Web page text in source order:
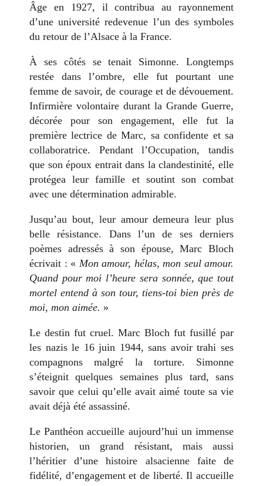
Âge en 1927, il contribua au rayonnement
d’une université redevenue l’un des symboles
du retour de l’Alsace à la France.
À ses côtés se tenait Simonne. Longtemps
restée dans l’ombre, elle fut pourtant une
femme de savoir, de courage et de dévouement.
Infirmière volontaire durant la Grande Guerre,
décorée pour son engagement, elle fut la
première lectrice de Marc, sa confidente et sa
collaboratrice. Pendant l’Occupation, tandis
que son époux entrait dans la clandestinité, elle
protégea leur famille et soutint son combat
avec une détermination admirable.
Jusqu’au bout, leur amour demeura leur plus
belle résistance. Dans l’un de ses derniers
poèmes adressés à son épouse, Marc Bloch
écrivait : « Mon amour, hélas, mon seul amour.
Quand pour moi l’heure sera sonnée, que tout
mortel entend à son tour, tiens-toi bien près de
moi, mon aimée. »
Le destin fut cruel. Marc Bloch fut fusillé par
les nazis le 16 juin 1944, sans avoir trahi ses
compagnons malgré la torture. Simonne
s’éteignit quelques semaines plus tard, sans
savoir que celui qu’elle avait aimé toute sa vie
avait déjà été assassiné.
Le Panthéon accueille aujourd’hui un immense
historien, un grand résistant, mais aussi
l’héritier d’une histoire alsacienne faite de
fidélité, d’engagement et de liberté. Il accueille